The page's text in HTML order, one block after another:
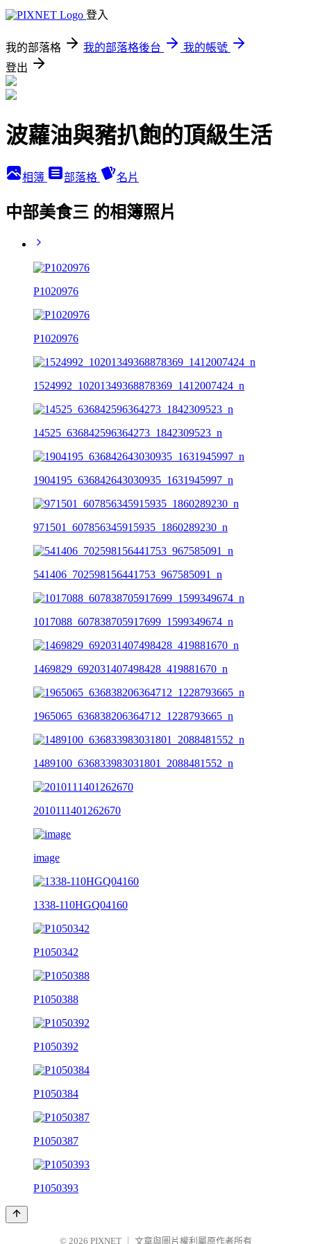
登入
我的部落格 我的部落格後台
我的帳號
登出
波蘿油與豬扒飽的頂級生活
相簿 部落格 名片
中部美食三 的相簿照片
P1020976
P1020976
1524992_10201349368878369_1412007424_n
14525_636842596364273_1842309523_n
1904195_636842643030935_1631945997_n
971501_607856345915935_1860289230_n
541406_702598156441753_967585091_n
1017088_607838705917699_1599349674_n
1469829_692031407498428_419881670_n
1965065_636838206364712_1228793665_n
1489100_636833983031801_2088481552_n
2010111401262670
image
1338-110HGQ04160
P1050342
P1050388
P1050392
P1050384
P1050387
P1050393
© 2026 PIXNET 文章與圖片權利屬原作者所有